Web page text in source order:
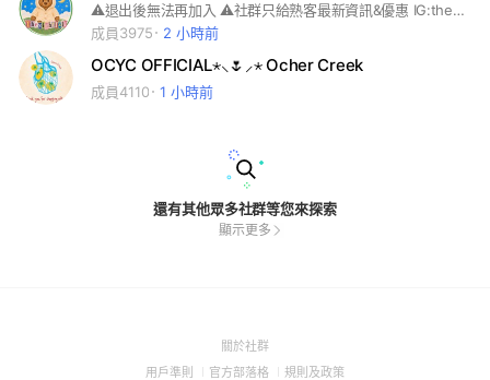
⚠️退出後無法再加入 ⚠️社群只給熟客最新資訊&優惠 IG:thenightfall_ss｜官方Line : @781cyvim 長期代購skims/owala/alo/ugg/lululemon等 歐美服飾.美妝品牌以及各大品牌聯名款 依自己審美選購一些好貨&開團代購🔍 「可代客找物,私訊傳圖片&連結」 社群會有優惠&抽獎活動☑️ 不定期各國連線🌍 #美國代購 #澳洲代購 #英國代購 #歐洲代購 #歐美代購 #滑雪 #韓國代購 #日本代購 #泰國代購 #全球代購 #各國代購 #選貨店 #選品店 #歐美 #美妝 #小眾品牌 #代購 #勃肯 #雪靴 #球鞋 #始祖鳥 #彩妝 #歐美彩妝 #jacquemus #nike #adidas #jellycat #skims #rhode #Sephora #ugg #rarebeauty #澳洲ugg #ugg #starface #hellokitty #blackpink #jennie #alo #lululemon #kylie #olens #fentybeauty #UrbanOutfitters #JadedLondon #BrandyMelville #Birkenstock #polo #owala #Stanley #uo #kith #owala #stanely #CSB #thenorthface #therow #lemaire #goyard #kith #bape #stussy #tigermist #lioness #adanola #polo #poloralphlauren #sephora #stussy #蒙奇奇 #Monchhichi #owala #coach #malbon #wildon #loranjane #adanola #csb #stussy #supreme #vouri #JadedLondon
成員3975
2 小時前
OCYC OFFICIAL⋆⸜🌷⸝‍⋆ Ocher Creek
成員4110 1 小時前
還有其他眾多社群等您來探索
顯示更多
關於社群(Open
用戶準則 (Open
官方部落格 (Open
規則及政策(Open